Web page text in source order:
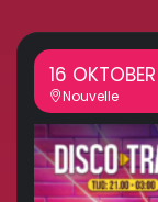
16 OKTOBER
Nouvelle